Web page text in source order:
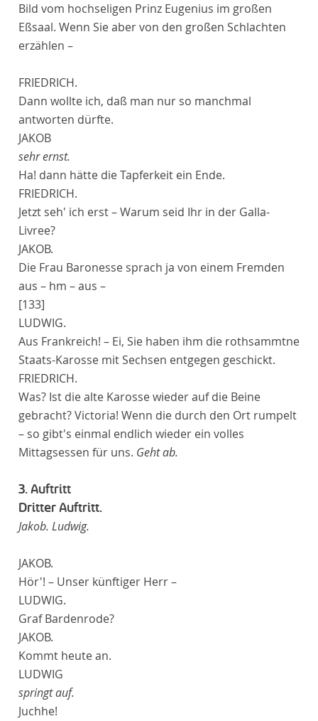
Bild vom hochseligen Prinz Eugenius im großen
Eßsaal. Wenn Sie aber von den großen Schlachten
erzählen –
FRIEDRICH.
Dann wollte ich, daß man nur so manchmal
antworten dürfte.
JAKOB
sehr ernst.
Ha! dann hätte die Tapferkeit ein Ende.
FRIEDRICH.
Jetzt seh' ich erst – Warum seid Ihr in der Galla-
Livree?
JAKOB.
Die Frau Baronesse sprach ja von einem Fremden
aus – hm – aus –
[133]
LUDWIG.
Aus Frankreich! – Ei, Sie haben ihm die rothsammtne
Staats-Karosse mit Sechsen entgegen geschickt.
FRIEDRICH.
Was? Ist die alte Karosse wieder auf die Beine
gebracht? Victoria! Wenn die durch den Ort rumpelt
– so gibt's einmal endlich wieder ein volles
Mittagsessen für uns. Geht ab.
3. Auftritt
Dritter Auftritt.
Jakob. Ludwig.
JAKOB.
Hör'! – Unser künftiger Herr –
LUDWIG.
Graf Bardenrode?
JAKOB.
Kommt heute an.
LUDWIG
springt auf.
Juchhe!